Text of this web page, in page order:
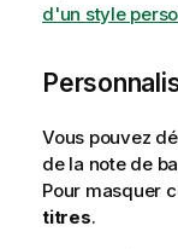
d'un style
Vous pouvez
de la note de
Pour masquer
titres.